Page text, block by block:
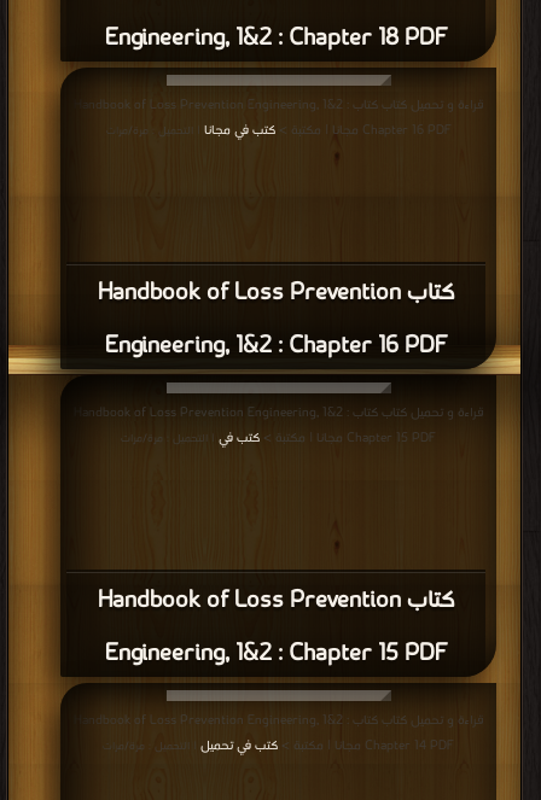
Engineering, 1&2 : Chapter 18 PDF
كتاب Handbook of Loss Prevention
Engineering, 1&2 : Chapter 16 PDF
قراءة و تحميل كتاب كتاب Handbook of Loss Prevention Engineering, 1&2 :
Chapter 16 PDF مجانا | مكتبة >
كتب في مجانا | التحميل : مرة/مرات
كتاب Handbook of Loss Prevention
Engineering, 1&2 : Chapter 15 PDF
قراءة و تحميل كتاب كتاب Handbook of Loss Prevention Engineering, 1&2 :
Chapter 15 PDF مجانا | مكتبة >
كتب في | التحميل : مرة/مرات
قراءة و تحميل كتاب كتاب Handbook of Loss Prevention Engineering, 1&2 :
Chapter 14 PDF مجانا | مكتبة >
كتب في تحميل | التحميل : مرة/مرات